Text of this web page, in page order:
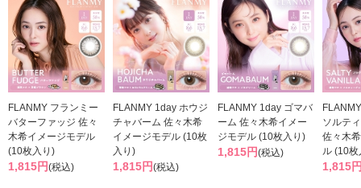
FLANMY フランミー
バターファッジ 佐々
木希イメージモデル
(10枚入り)
1,815円(税込)
FLANMY 1day ホウジ
チャバーム 佐々木希
イメージモデル (10枚
入り)
1,815円(税込)
FLANMY 1day ゴマバ
ーム 佐々木希イメー
ジモデル (10枚入り)
1,815円(税込)
ソルテ
佐々木
ル (10
1,815